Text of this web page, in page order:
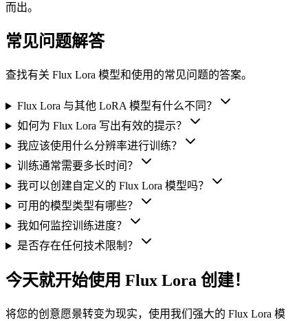
而出。
常见问题解答
查找有关 Flux Lora 模型和使用的常见问题的答案。
Flux Lora 与其他 LoRA 模型有什么不同？
如何为 Flux Lora 写出有效的提示？
我应该使用什么分辨率进行训练？
训练通常需要多长时间？
我可以创建自定义的 Flux Lora 模型吗？
可用的模型类型有哪些？
我如何监控训练进度？
是否存在任何技术限制？
今天就开始使用 Flux Lora 创建！
将您的创意愿景转变为现实，使用我们强大的 Flux Lora 模